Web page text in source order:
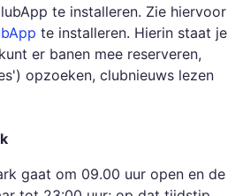
te installeren. Zie hiervoor
te installeren. Hierin staat je
er banen mee reserveren,
opzoeken, clubnieuws lezen
gaat om 09.00 uur open en de